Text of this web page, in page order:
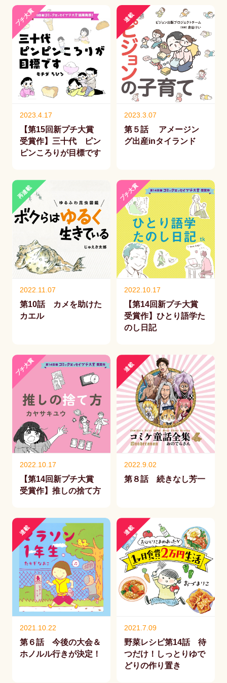
プチ大賞
2023.4.17
【第15回新プチ大賞
受賞作】三十代 ピン
ピンころりが目標です
連載
2023.3.07
第５話 アメージン
グ出産inタイランド
再連載
2022.11.07
第10話 カメを助けた
カエル
プチ大賞
2022.10.17
【第14回新プチ大賞
受賞作】ひとり語学た
のし日記
プチ大賞
2022.10.17
【第14回新プチ大賞
受賞作】推しの捨て方
連載
2022.9.02
第８話 続きなし芳一
連載
2021.10.22
第６話 今後の大会＆
ホノルル行きが決定！
連載
2021.7.09
野菜レシピ第14話 待
つだけ！しっとりゆで
どりの作り置き